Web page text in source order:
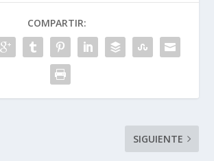
COMPARTIR:
SIGUIENTE